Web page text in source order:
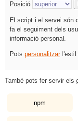
Posició
El script i el servei són
fa el seguiment dels
informació personal.
Pots personalitzarl'estil
També pots fer servir els
npm